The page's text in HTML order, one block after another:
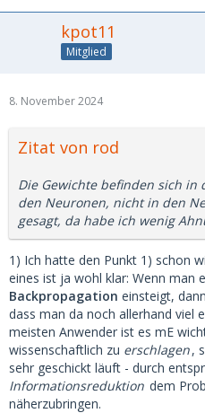
kpot11
Mitglied
8. November 2024
Zitat von rod
Die Gewichte befinden sich in
den Neuronen, nicht in den
gesagt, da habe ich wenig
1) Ich hatte den Punkt 1) schon
eines ist ja wohl klar: Wenn man
Backpropagation einsteigt,
dass man da noch allerhand viel
meisten Anwender ist es mE
wissenschaftlich zu erschlagen,
sehr geschickt läuft - durch
Informationsreduktion dem
näherzubringen.